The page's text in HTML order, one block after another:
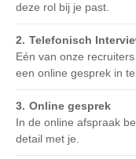
deze rol bij je past.
Telefonisch
Eén van onze
een online gesprek in te
Online gesprek
In de online afspraak
detail met je.